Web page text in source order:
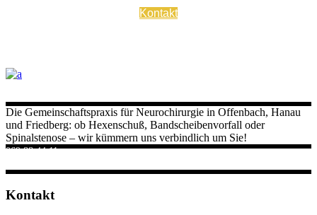
Kontakt
Die Gemeinschaftspraxis für Neurochirurgie in Offenbach, Hanau
und Friedberg: ob Hexenschuß, Bandscheibenvorfall oder
Spinalstenose – wir kümmern uns verbindlich um Sie!
069 88 44 11
Kontakt